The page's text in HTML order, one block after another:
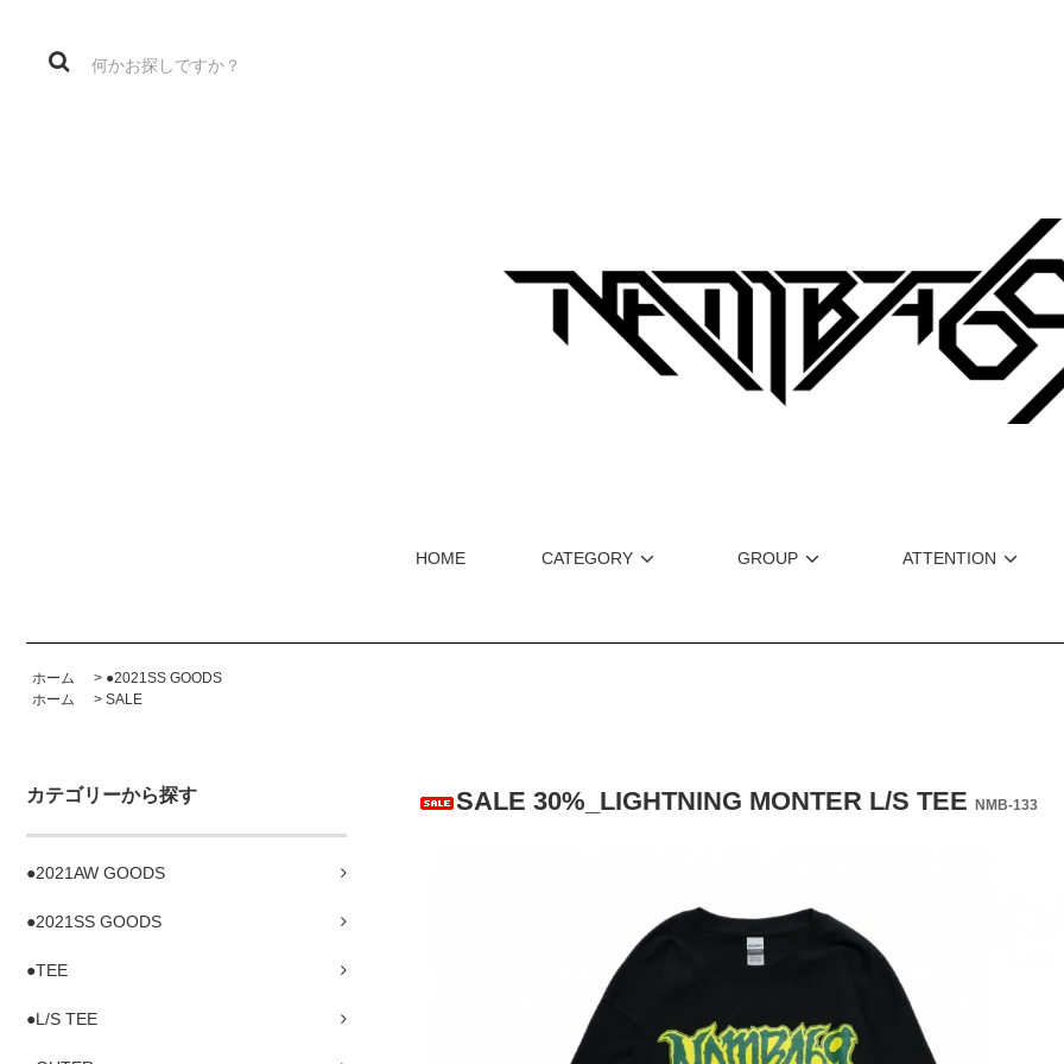
HOME CATEGORY GROUP ATTENTION
ホーム > ●2021SS GOODS
ホーム
> SALE
カテゴリーから探す
●2021AW GOODS
●2021SS GOODS
●TEE
●L/S TEE
SALE 30%_LIGHTNING MONTER L/S TEE NMB-133